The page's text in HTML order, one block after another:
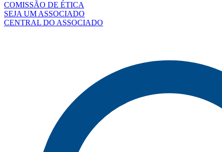
COMISSÃO DE ÉTICA
SEJA UM ASSOCIADO
CENTRAL DO ASSOCIADO